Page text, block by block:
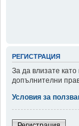
РЕГИСТРАЦИЯ
За да влизате
допълнителни
Условия за